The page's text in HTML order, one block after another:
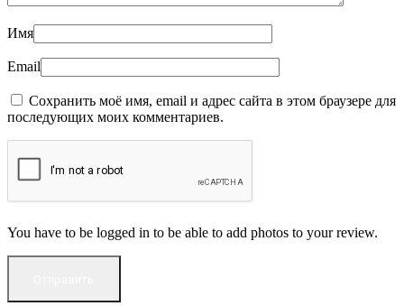
Имя
Email
Сохранить моё имя, email и адрес сайта в этом браузере для
последующих моих комментариев.
You have to be logged in to be able to add photos to your review.